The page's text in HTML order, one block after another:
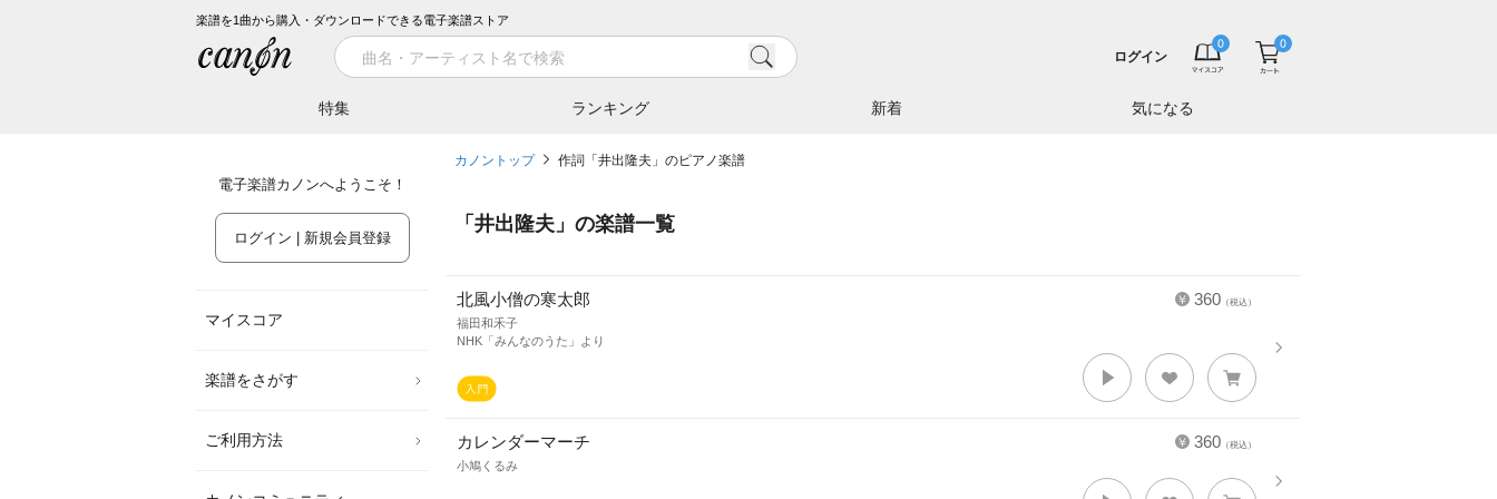
楽譜を1曲から購入・ダウンロードできる電子楽譜ストア
特集 ランキング 新着 気になる
ログイン
電子楽譜カノンへようこそ！
ログイン | 新規会員登録
マイスコア
楽譜をさがす
ご利用方法
カノントップ 作詞「井出隆夫」のピアノ楽譜
「 井出隆夫 」の楽譜一覧
360 （税込）
北風小僧の寒太郎
福田和禾子
NHK「みんなのうた」より
360 （税込）
カレンダーマーチ
小鳩くるみ